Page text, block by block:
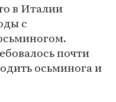
в Италии
с
почти
осьминога и